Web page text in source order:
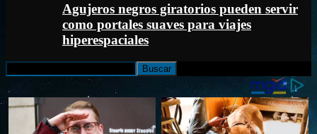
Agujeros negros giratorios pueden servir
como portales suaves para viajes
hiperespaciales